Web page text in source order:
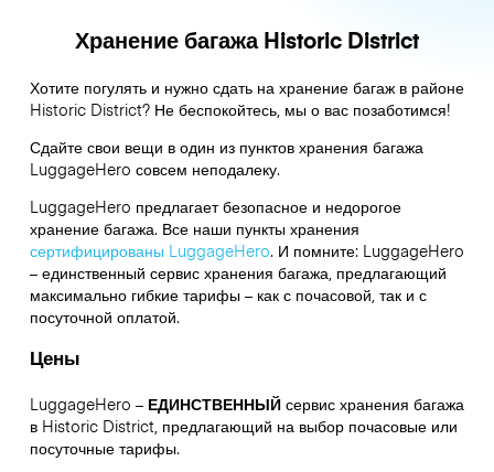
Хранение багажа Historic District
Хотите погулять и нужно сдать на хранение багаж в районе
Historic District? Не беспокойтесь, мы о вас позаботимся!
Сдайте свои вещи в один из пунктов хранения багажа
LuggageHero совсем неподалеку.
LuggageHero предлагает безопасное и недорогое
хранение багажа. Все наши пункты хранения
сертифицированы LuggageHero. И помните: LuggageHero
– единственный сервис хранения багажа, предлагающий
максимально гибкие тарифы – как с почасовой, так и с
посуточной оплатой.
Цены
LuggageHero – ЕДИНСТВЕННЫЙсервис хранения багажа
в Historic District, предлагающий на выбор почасовые или
посуточные тарифы.